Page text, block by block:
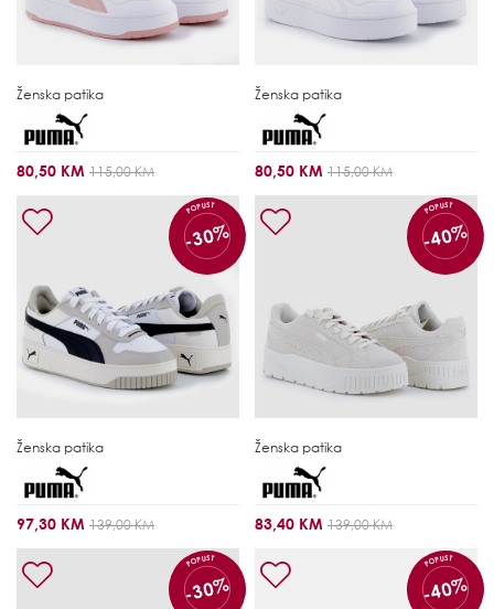
Ženska patika
80,50 KM 115,00 KM
Ženska patika
80,50 KM 115,00 KM
POPUST
-30%
Ženska patika
97,30 KM 139,00 KM
POPUST
-40%
Ženska patika
83,40 KM 139,00 KM
POPUST
-30%
POPUST
-40%